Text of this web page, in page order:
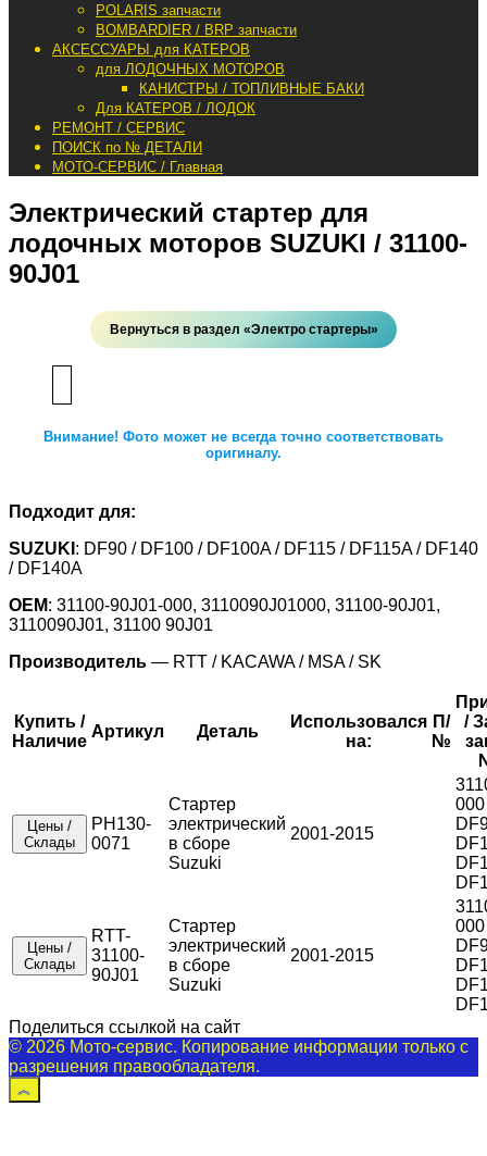
POLARIS запчасти
BOMBARDIER / BRP запчасти
АКСЕССУАРЫ для КАТЕРОВ
для ЛОДОЧНЫХ МОТОРОВ
КАНИСТРЫ / ТОПЛИВНЫЕ БАКИ
Для КАТЕРОВ / ЛОДОК
РЕМОНТ / СЕРВИС
ПОИСК по № ДЕТАЛИ
МОТО-СЕРВИС / Главная
Электрический стартер для
лодочных моторов SUZUKI / 31100-
90J01
Вернуться в раздел «Электро стартеры»
Внимание! Фото может не всегда точно соответствовать
оригиналу.
Подходит для:
SUZUKI : DF90 / DF100 / DF100A / DF115 / DF115A / DF140
/ DF140A
OEM: 31100-90J01-000, 3110090J01000, 31100-90J01,
3110090J01, 31100 90J01
Производитель — RTT / KACAWA / MSA / SK
Купить /
Наличие
Артикул Деталь
Использовался
на:
П/
№
/
Цены /
Склады
PH130-
0071
Стартер
электрический
в сборе
Suzuki
2001-2015
000
Цены /
Склады
RTT-
31100-
90J01
Стартер
электрический
в сборе
Suzuki
2001-2015
000
Поделиться ссылкой на сайт
© 2026 Мото-сервис. Копирование информации только с
разрешения правообладателя.